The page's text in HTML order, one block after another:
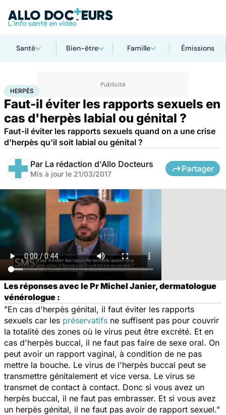
Santé Bien-être Famille Émissions
AccueilBien-être
HERPÈS
Faut-il éviter les rapports sexuels en
cas d'herpès labial ou génital ?
Faut-il éviter les rapports sexuels quand on a une crise
d'herpès qu'il soit labial ou génital ?
Par La rédaction d'Allo Docteurs
Mis à jour le 21/03/2017
Partager
Les réponses avec le Pr Michel Janier, dermatologue
vénérologue :
"En cas d'herpès génital, il faut éviter les rapports
sexuels car les préservatifs ne suffisent pas pour couvrir
la totalité des zones où le virus peut être excrété. Et en
cas d'herpès buccal, il ne faut pas faire de sexe oral. On
peut avoir un rapport vaginal, à condition de ne pas
mettre la bouche. Le virus de l'herpès buccal peut se
transmettre génitalement et vice versa. Le virus se
transmet de contact à contact. Donc si vous avez un
herpès buccal, il ne faut pas embrasser. Et si vous avez
un herpès génital, il ne faut pas avoir de rapport sexuel."